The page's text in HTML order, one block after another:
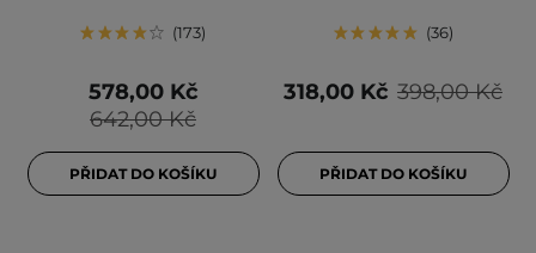
173
642,00 Kč
578,00 Kč
PŘIDAT DO KOŠÍKU
36
398,00 Kč
318,00 Kč
PŘIDAT DO KOŠÍKU